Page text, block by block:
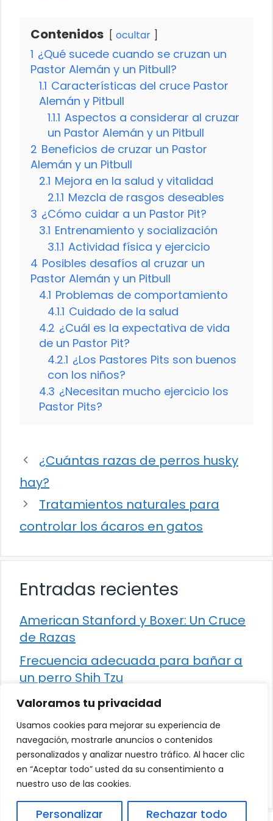
Valoramos tu privacidad
Usamos cookies para mejorar su experiencia de
navegación, mostrarle anuncios o contenidos
personalizados y analizar nuestro tráfico. Al hacer clic
en “Aceptar todo” usted da su consentimiento a
nuestro uso de las cookies.
Personalizar Rechazar todo
Contenidos ocultar
1 ¿Qué sucede cuando se cruzan un
Pastor Alemán y un Pitbull?
1.1 Características del cruce Pastor
Alemán y Pitbull
1.1.1 Aspectos a considerar al cruzar
un Pastor Alemán y un Pitbull
2 Beneficios de cruzar un Pastor
Alemán y un Pitbull
2.1 Mejora en la salud y vitalidad
2.1.1 Mezcla de rasgos deseables
3 ¿Cómo cuidar a un Pastor Pit?
3.1 Entrenamiento y socialización
3.1.1 Actividad física y ejercicio
4 Posibles desafíos al cruzar un
Pastor Alemán y un Pitbull
4.1 Problemas de comportamiento
4.1.1 Cuidado de la salud
4.2 ¿Cuál es la expectativa de vida
de un Pastor Pit?
4.2.1 ¿Los Pastores Pits son buenos
con los niños?
4.3 ¿Necesitan mucho ejercicio los
Pastor Pits?
¿Cuántas razas de perros husky
hay?
Tratamientos naturales para
controlar los ácaros en gatos
Entradas recientes
American Stanford y Boxer: Un Cruce
de Razas
Frecuencia adecuada para bañar a
un perro Shih Tzu
Comparación entre Apache Storm y
Spark Streaming
Cómo detener la diarrea en un gato
¿Los frutos rojos son seguros para
que los perros los consuman?